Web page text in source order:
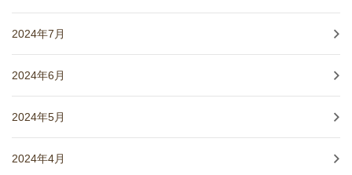
2024年7月
2024年6月
2024年5月
2024年4月